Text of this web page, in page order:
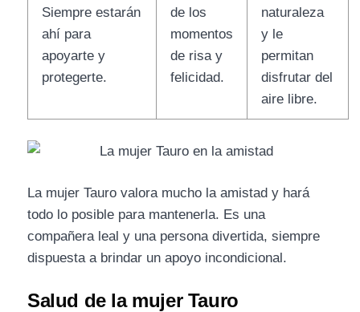
Siempre estarán
ahí para
apoyarte y
protegerte.
de los
momentos
de risa y
felicidad.
naturaleza
y le
permitan
disfrutar del
aire libre.
La mujer Tauro valora mucho la amistad y hará
todo lo posible para mantenerla. Es una
compañera leal y una persona divertida, siempre
dispuesta a brindar un apoyo incondicional.
Salud de la mujer Tauro